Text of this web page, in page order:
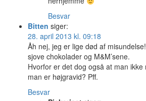
Besvar
Bitten siger:
28. april 2013 kl. 09:18
Åh nej, jeg er lige død af
sjove chokolader og M&M’sene.
Hvorfor er det dog også at man
man er højgravid? Pff.
Besvar